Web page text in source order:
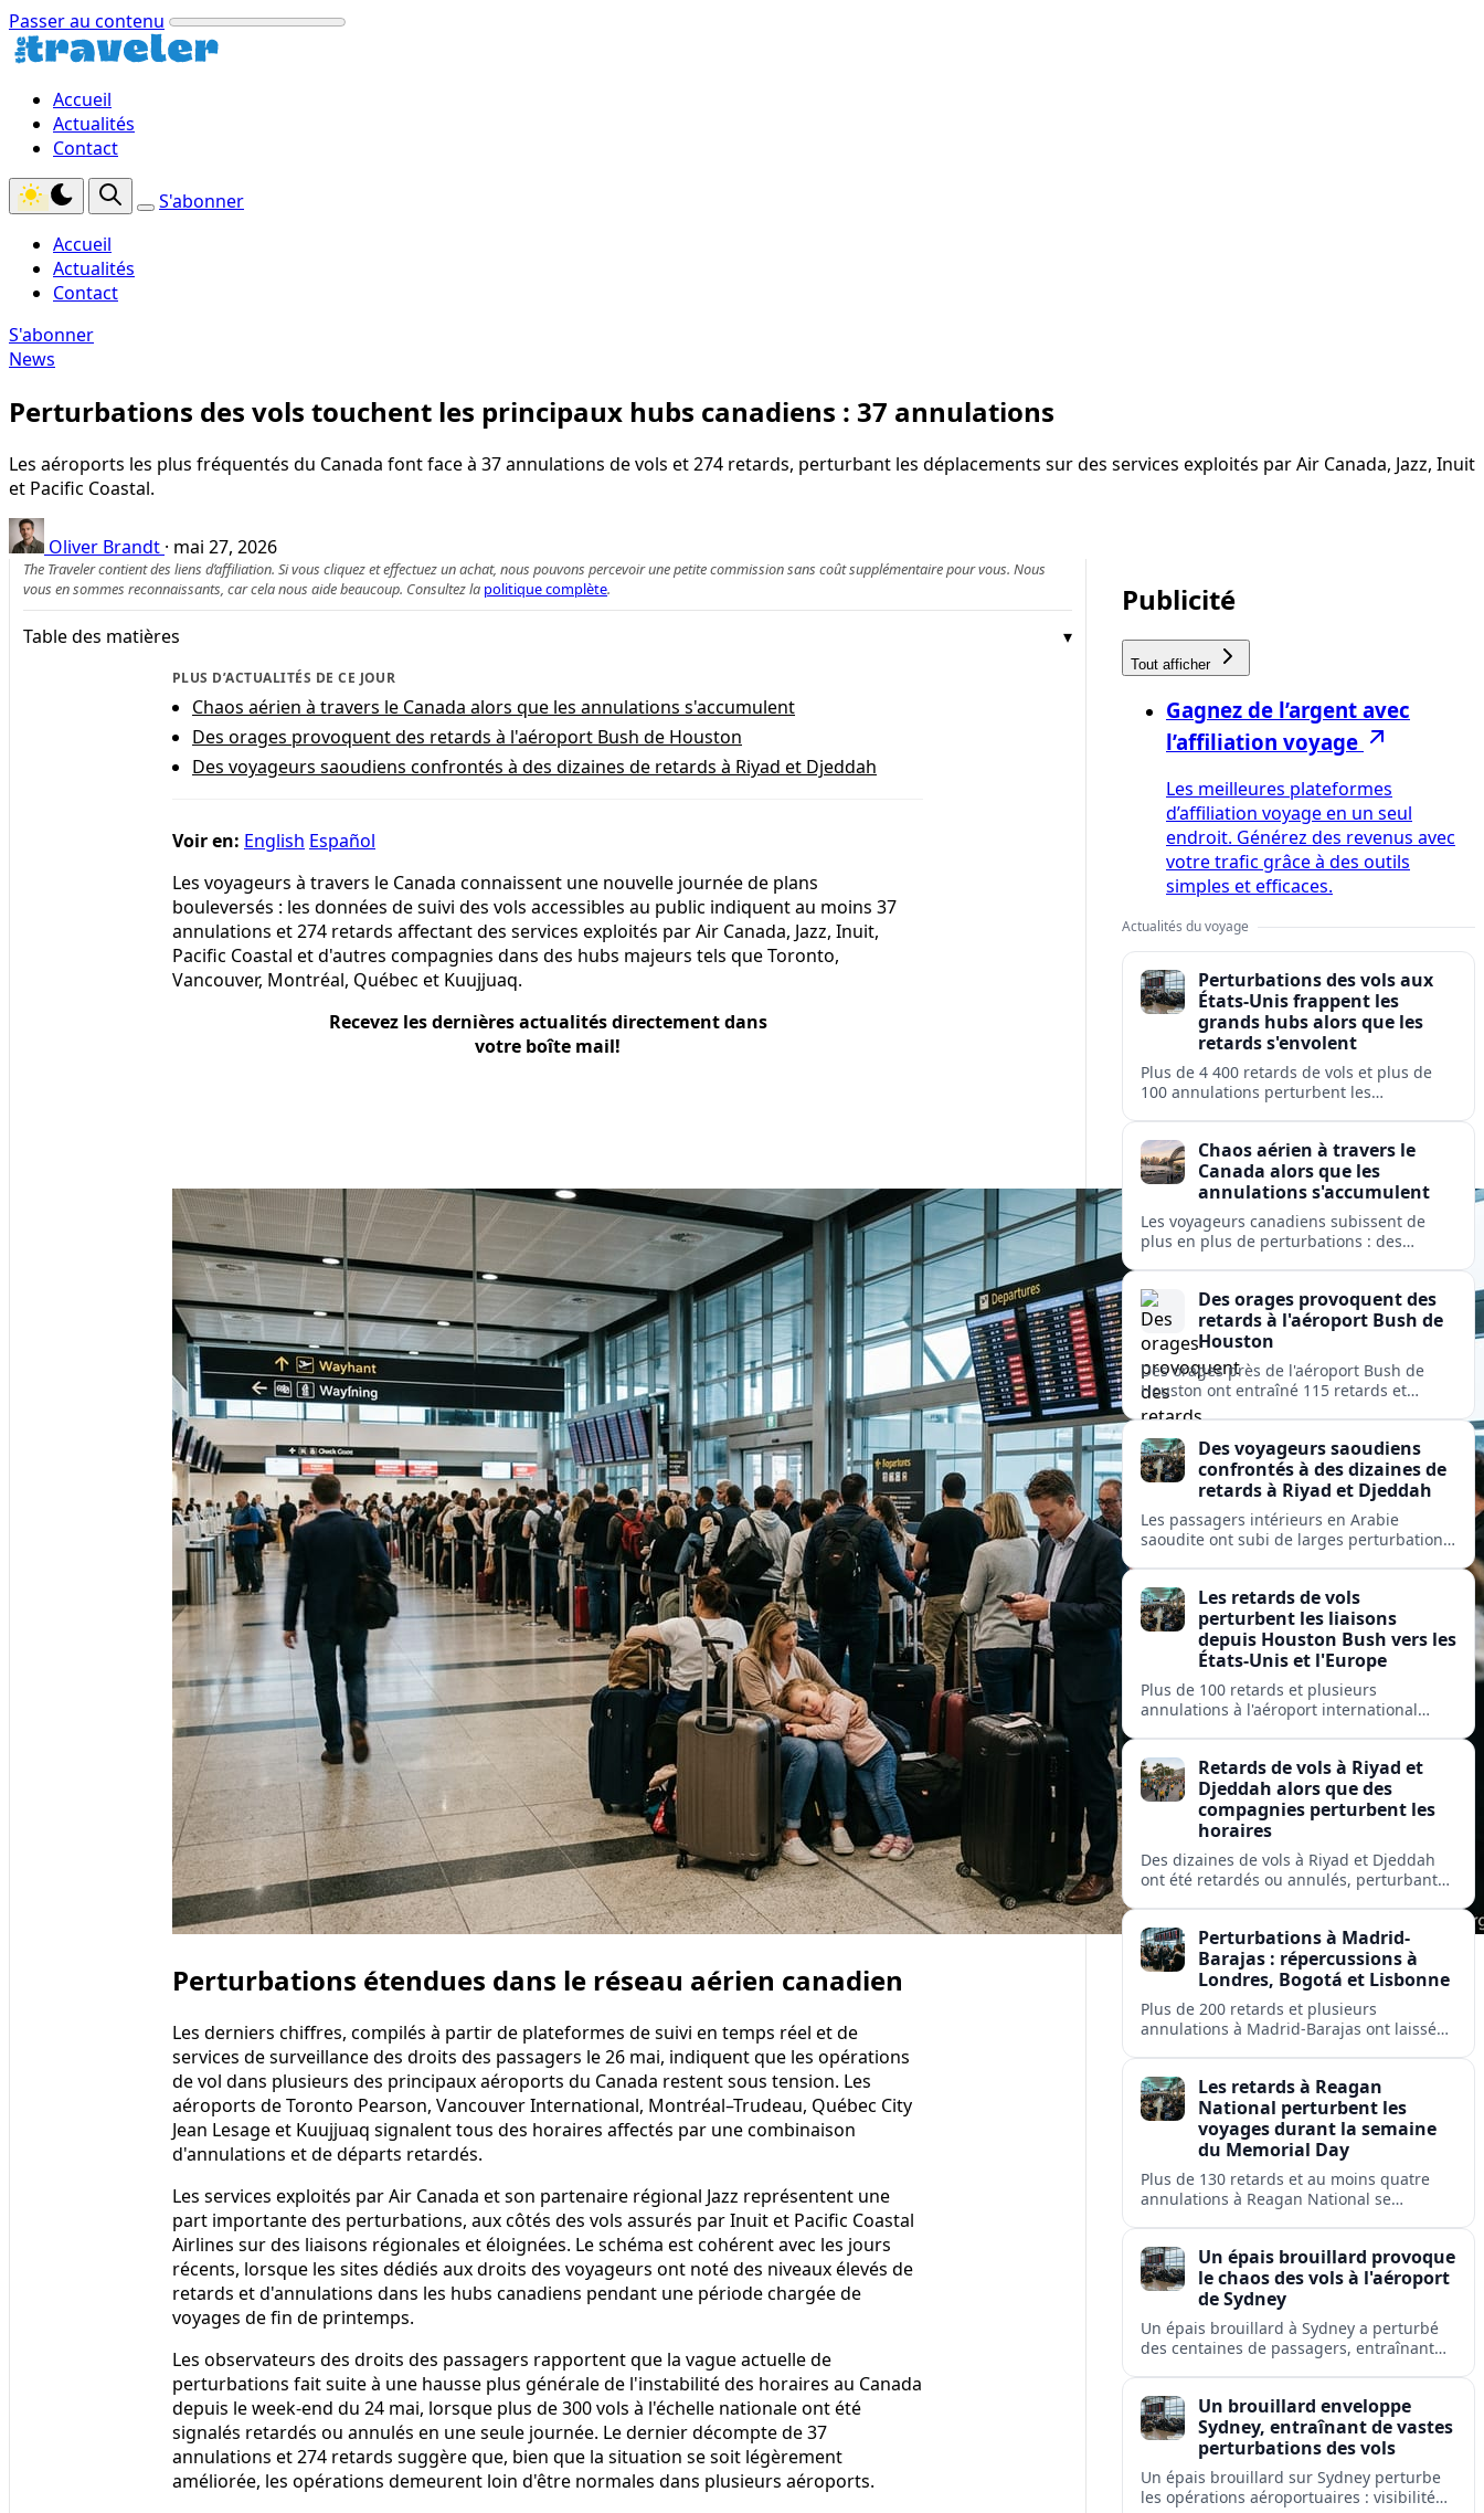
Passer au contenu
Accueil
Actualités
Contact
S'abonner
Accueil
Actualités
Contact
S'abonner
News
Perturbations des vols touchent les principaux hubs canadiens : 37 annulations
Les aéroports les plus fréquentés du Canada font face à 37 annulations de vols et 274 retards, perturbant les déplacements sur des services exploités par Air Canada, Jazz, Inuit
et Pacific Coastal.
Oliver Brandt · mai 27, 2026
The Traveler contient des liens d’affiliation. Si vous cliquez et effectuez un achat, nous pouvons percevoir une petite commission sans coût supplémentaire pour vous. Nous
vous en sommes reconnaissants, car cela nous aide beaucoup. Consultez la politique complète.
Table des matières
PLUS D’ACTUALITÉS DE CE JOUR
Chaos aérien à travers le Canada alors que les annulations s'accumulent
Des orages provoquent des retards à l'aéroport Bush de Houston
Des voyageurs saoudiens confrontés à des dizaines de retards à Riyad et Djeddah
Voir en: English Español
Les voyageurs à travers le Canada connaissent une nouvelle journée de plans
bouleversés : les données de suivi des vols accessibles au public indiquent au moins 37
annulations et 274 retards affectant des services exploités par Air Canada, Jazz, Inuit,
Pacific Coastal et d'autres compagnies dans des hubs majeurs tels que Toronto,
Vancouver, Montréal, Québec et Kuujjuaq.
Recevez les dernières actualités directement dans
votre boîte mail!
Perturbations étendues dans le réseau aérien canadien
Les derniers chiffres, compilés à partir de plateformes de suivi en temps réel et de
services de surveillance des droits des passagers le 26 mai, indiquent que les opérations
de vol dans plusieurs des principaux aéroports du Canada restent sous tension. Les
aéroports de Toronto Pearson, Vancouver International, Montréal–Trudeau, Québec City
Jean Lesage et Kuujjuaq signalent tous des horaires affectés par une combinaison
d'annulations et de départs retardés.
Les services exploités par Air Canada et son partenaire régional Jazz représentent une
part importante des perturbations, aux côtés des vols assurés par Inuit et Pacific Coastal
Airlines sur des liaisons régionales et éloignées. Le schéma est cohérent avec les jours
récents, lorsque les sites dédiés aux droits des voyageurs ont noté des niveaux élevés de
retards et d'annulations dans les hubs canadiens pendant une période chargée de
voyages de fin de printemps.
Les observateurs des droits des passagers rapportent que la vague actuelle de
perturbations fait suite à une hausse plus générale de l'instabilité des horaires au Canada
depuis le week-end du 24 mai, lorsque plus de 300 vols à l'échelle nationale ont été
signalés retardés ou annulés en une seule journée. Le dernier décompte de 37
annulations et 274 retards suggère que, bien que la situation se soit légèrement
améliorée, les opérations demeurent loin d'être normales dans plusieurs aéroports.
Publicité
Tout afficher
Gagnez de l’argent avec
l’affiliation voyage
Les meilleures plateformes
d’affiliation voyage en un seul
endroit. Générez des revenus avec
votre trafic grâce à des outils
simples et efficaces.
Actualités du voyage
Perturbations des vols aux
États-Unis frappent les
grands hubs alors que les
retards s'envolent
Plus de 4 400 retards de vols et plus de
100 annulations perturbent les
opérations des grandes compagnies
nationales et régionales.
Chaos aérien à travers le
Canada alors que les
annulations s'accumulent
Les voyageurs canadiens subissent de
plus en plus de perturbations : des
et les aéroports isolés, de Toronto à
Kuujjuaq.
Des orages provoquent des
retards à l'aéroport Bush de
Houston
Des orages près de l'aéroport Bush de
Houston ont entraîné 115 retards et
quelques annulations, affectant United,
des hubs majeurs aux États-Unis et en
Europe.
Des voyageurs saoudiens
confrontés à des dizaines de
retards à Riyad et Djeddah
Les passagers intérieurs en Arabie
saoudite ont subi de larges perturbations
Djeddah.Les retards de vols
perturbent les liaisons
depuis Houston Bush vers les
États-Unis et l'Europe
Plus de 100 retards et plusieurs
annulations à l'aéroport international
sur des liaisons clés nationales et
transatlantiques.
Retards de vols à Riyad et
Djeddah alors que des
compagnies perturbent les
horaires
Des dizaines de vols à Riyad et Djeddah
ont été retardés ou annulés, perturbant
Perturbations à Madrid-
Barajas : répercussions à
Londres, Bogotá et Lisbonne
Plus de 200 retards et plusieurs
annulations à Madrid-Barajas ont laissé
Avianca et Air Europa.
Les retards à Reagan
National perturbent les
voyages durant la semaine
du Memorial Day
Plus de 130 retards et au moins quatre
annulations à Reagan National se
Un épais brouillard provoque
le chaos des vols à l'aéroport
de Sydney
Un épais brouillard à Sydney a perturbé
des centaines de passagers, entraînant
Un brouillard enveloppe
Sydney, entraînant de vastes
perturbations des vols
Un épais brouillard sur Sydney perturbe
les opérations aéroportuaires : visibilité